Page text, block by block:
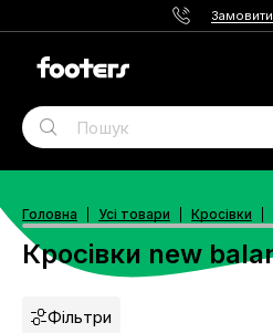
Замовити
Головна Усі товари Кросівки
Кросівки new
Фільтри